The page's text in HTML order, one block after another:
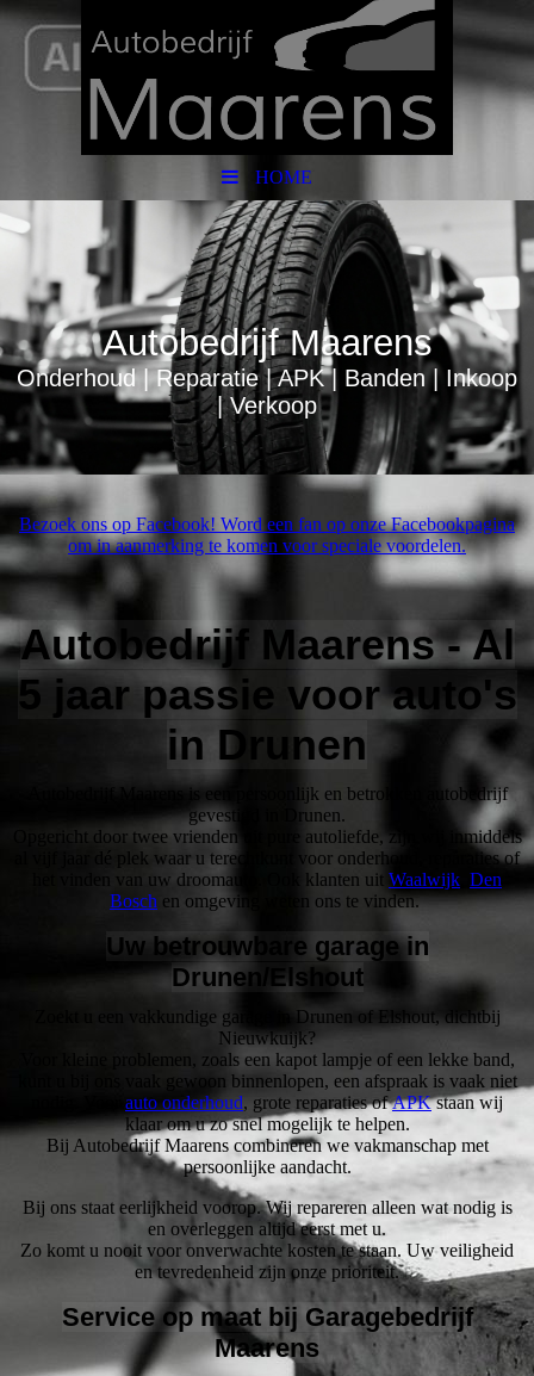
HOME
Autobedrijf Maarens
Onderhoud | Reparatie | APK | Banden | Inkoop
| Verkoop
Bezoek ons op Facebook! Word een fan op onze Facebookpagina
om in aanmerking te komen voor speciale voordelen.
Autobedrijf Maarens - Al
5 jaar passie voor auto's
in Drunen
Autobedrijf Maarens is een persoonlijk en betrokken autobedrijf
gevestigd in Drunen.
Opgericht door twee vrienden uit pure autoliefde, zijn wij inmiddels
al vijf jaar dé plek waar u terechtkunt voor onderhoud, reparaties of
het vinden van uw droomauto. Ook klanten uit Waalwijk Den
Bosch en omgeving weten ons te vinden.
Uw betrouwbare garage in
Drunen/Elshout
Zoekt u een vakkundige garage in Drunen of Elshout, dichtbij
Nieuwkuijk?
Voor kleine problemen, zoals een kapot lampje of een lekke band,
kunt u bij ons vaak gewoon binnenlopen, een afspraak is vaak niet
auto onderhoud, grote reparaties ofAPKstaan wij
klaar om u zo snel mogelijk te helpen.
Bij Autobedrijf Maarens combineren we vakmanschap met
persoonlijke aandacht.
Bij ons staat eerlijkheid voorop. Wij repareren alleen wat nodig is
en overleggen altijd eerst met u.
Zo komt u nooit voor onverwachte kosten te staan. Uw veiligheid
en tevredenheid zijn onze prioriteit.
Service op maat bij Garagebedrijf
Maarens